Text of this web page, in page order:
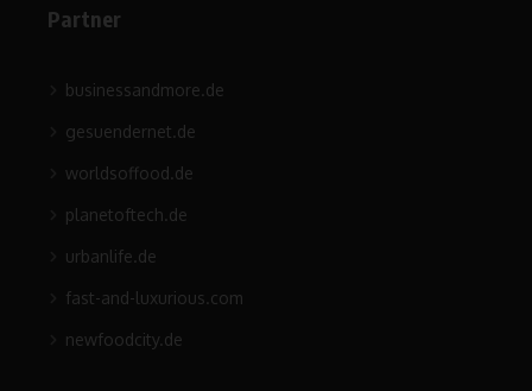
Partner
businessandmore.de
gesuendernet.de
worldsoffood.de
planetoftech.de
urbanlife.de
fast-and-luxurious.com
newfoodcity.de